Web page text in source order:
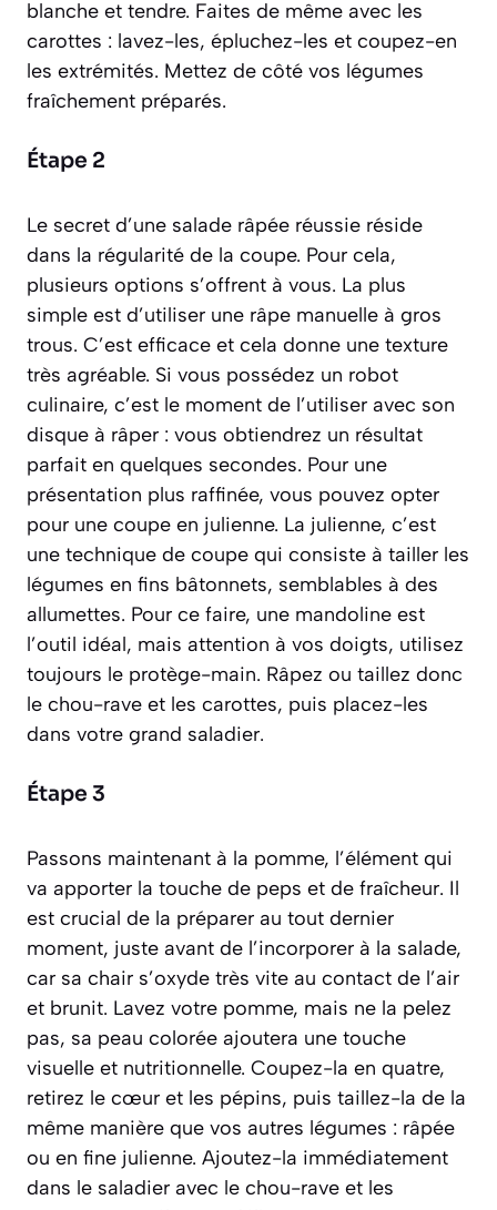
blanche et tendre. Faites de même avec les
carottes : lavez-les, épluchez-les et coupez-en
les extrémités. Mettez de côté vos légumes
fraîchement préparés.
Étape 2
Le secret d’une salade râpée réussie réside
dans la régularité de la coupe. Pour cela,
plusieurs options s’offrent à vous. La plus
simple est d’utiliser une râpe manuelle à gros
trous. C’est efficace et cela donne une texture
très agréable. Si vous possédez un robot
culinaire, c’est le moment de l’utiliser avec son
disque à râper : vous obtiendrez un résultat
parfait en quelques secondes. Pour une
présentation plus raffinée, vous pouvez opter
pour une coupe en julienne. La julienne, c’est
une technique de coupe qui consiste à tailler les
légumes en fins bâtonnets, semblables à des
allumettes. Pour ce faire, une mandoline est
l’outil idéal, mais attention à vos doigts, utilisez
toujours le protège-main. Râpez ou taillez donc
le chou-rave et les carottes, puis placez-les
dans votre grand saladier.
Étape 3
Passons maintenant à la pomme, l’élément qui
va apporter la touche de peps et de fraîcheur. Il
est crucial de la préparer au tout dernier
moment, juste avant de l’incorporer à la salade,
car sa chair s’oxyde très vite au contact de l’air
et brunit. Lavez votre pomme, mais ne la pelez
pas, sa peau colorée ajoutera une touche
visuelle et nutritionnelle. Coupez-la en quatre,
retirez le cœur et les pépins, puis taillez-la de la
même manière que vos autres légumes : râpée
ou en fine julienne. Ajoutez-la immédiatement
dans le saladier avec le chou-rave et les